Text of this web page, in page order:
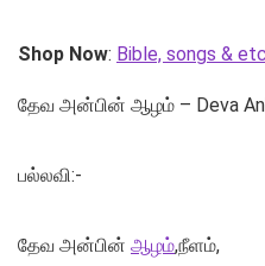
Shop Now: Bible, songs & etc
தேவ அன்பின் ஆழம் – Deva
பல்லவி:-
தேவ அன்பின் ஆழம்,நீளம்,